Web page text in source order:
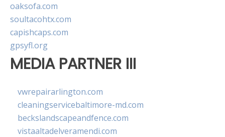
oaksofa.com
soultacohtx.com
capishcaps.com
gpsyfl.org
MEDIA PARTNER III
vwrepairarlington.com
cleaningservicebaltimore-md.com
beckslandscapeandfence.com
vistaaltadelveramendi.com